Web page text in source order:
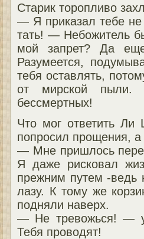
Старик торопливо
— Я приказал тебе не
тать! — Небожитель
мой запрет? Да
Разумеется,
тебя оставлять,
от мирской пыли.
бессмертных!
Что мог ответить
попросил прощения,
— Мне пришлось
Я даже рисковал
прежним путем -ведь
лазу. К тому же
подняли наверх.
— Не тревожься! —
Тебя проводят!